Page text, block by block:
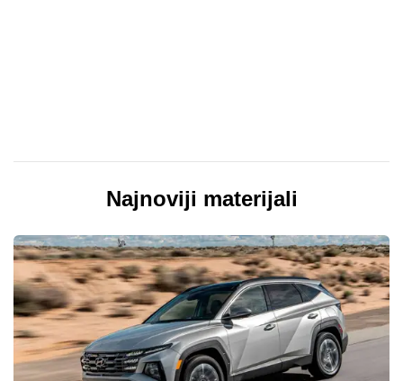
Najnoviji materijali